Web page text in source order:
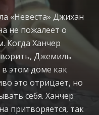
«Невеста» Джихан
не пожалеет о
Когда Ханчер
Джемиль
в этом доме как
это отрицает, но
себя. Ханчер
притворяется, так